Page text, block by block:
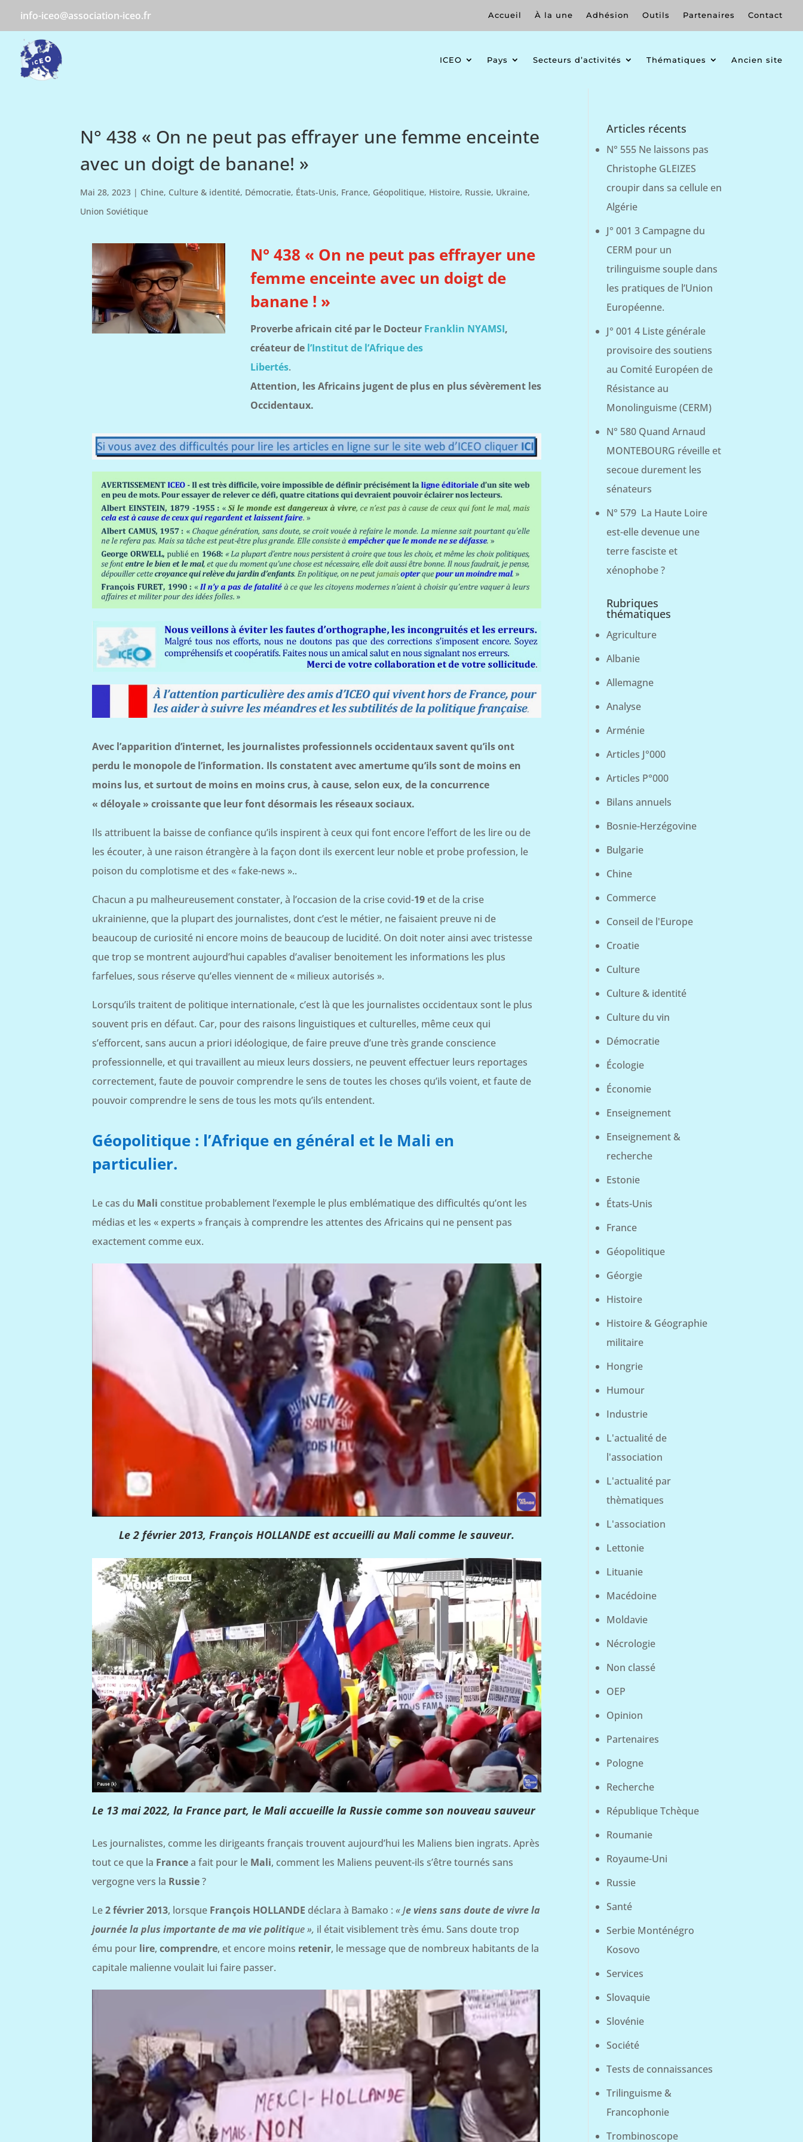
info-iceo@association-iceo.fr Accueil À la une Adhésion Outils Partenaires Contact
ICEO Pays Secteurs d’activités Thématiques Ancien site
N° 438 « On ne peut pas effrayer une femme enceinte
avec un doigt de banane! »
Mai 28, 2023 | Chine, Culture & identité, Démocratie, États-Unis, France, Géopolitique, Histoire, Russie, Ukraine,
Union Soviétique
N° 438 « On ne peut pas effrayer une
femme enceinte avec un doigt de
banane ! »
Proverbe africain cité par le Docteur Franklin NYAMSI,
créateur de l’Institut de l’Afrique des
Libertés.
Attention, les Africains jugent de plus en plus sévèrement les
Occidentaux.
Avec l’apparition d’internet, les journalistes professionnels occidentaux savent qu’ils ont
perdu le monopole de l’information. Ils constatent avec amertume qu’ils sont de moins en
moins lus, et surtout de moins en moins crus, à cause, selon eux, de la concurrence
« déloyale » croissante que leur font désormais les réseaux sociaux.
Ils attribuent la baisse de confiance qu’ils inspirent à ceux qui font encore l’effort de les lire ou de
les écouter, à une raison étrangère à la façon dont ils exercent leur noble et probe profession, le
poison du complotisme et des « fake-news »..
Chacun a pu malheureusement constater, à l’occasion de la crise covid-19 et de la crise
ukrainienne, que la plupart des journalistes, dont c’est le métier, ne faisaient preuve ni de
beaucoup de curiosité ni encore moins de beaucoup de lucidité. On doit noter ainsi avec tristesse
que trop se montrent aujourd’hui capables d’avaliser benoitement les informations les plus
farfelues, sous réserve qu’elles viennent de « milieux autorisés ».
Lorsqu’ils traitent de politique internationale, c’est là que les journalistes occidentaux sont le plus
souvent pris en défaut. Car, pour des raisons linguistiques et culturelles, même ceux qui
s’efforcent, sans aucun a priori idéologique, de faire preuve d’une très grande conscience
professionnelle, et qui travaillent au mieux leurs dossiers, ne peuvent effectuer leurs reportages
correctement, faute de pouvoir comprendre le sens de toutes les choses qu’ils voient, et faute de
pouvoir comprendre le sens de tous les mots qu’ils entendent.
Géopolitique : l’Afrique en général et le Mali en
particulier.
Le cas du Mali constitue probablement l’exemple le plus emblématique des difficultés qu’ont les
médias et les « experts » français à comprendre les attentes des Africains qui ne pensent pas
exactement comme eux.
Le 2 février 2013, François HOLLANDE est accueilli au Mali comme le sauveur.
Le 13 mai 2022, la France part, le Mali accueille la Russie comme son nouveau sauveur
Les journalistes, comme les dirigeants français trouvent aujourd’hui les Maliens bien ingrats. Après
tout ce que la Francea fait pour le Mali, comment les Maliens peuvent-ils s’être tournés sans
vergogne vers la Russie?
Le2 février 2013, lorsque François HOLLANDE déclara à Bamako :« Je viens sans doute de vivre la
journée la plus importante de ma vie politique », il était visiblement très ému. Sans doute trop
ému pour lire,comprendre, et encore moins retenir, le message que de nombreux habitants de la
capitale malienne voulait lui faire passer.
Articles récents
N° 555 Ne laissons pas
Christophe GLEIZES
croupir dans sa cellule en
Algérie
J° 001 3 Campagne du
CERM pour un
trilinguisme souple dans
les pratiques de l’Union
Européenne.
J° 001 4 Liste générale
provisoire des soutiens
au Comité Européen de
Résistance au
Monolinguisme (CERM)
N° 580 Quand Arnaud
MONTEBOURG réveille et
secoue durement les
sénateurs
N° 579 La Haute Loire
est-elle devenue une
terre fasciste et
xénophobe ?
Rubriques
thématiques
Agriculture
Albanie
Allemagne
Analyse
Arménie
Articles J°000
Articles P°000
Bilans annuels
Bosnie-Herzégovine
Bulgarie
Chine
Commerce
Conseil de l'Europe
Croatie
Culture
Culture & identité
Culture du vin
Démocratie
Écologie
Économie
Enseignement
Enseignement &
recherche
Estonie
États-Unis
France
Géopolitique
Géorgie
Histoire
Histoire & Géographie
militaire
Hongrie
Humour
Industrie
L'actualité de
l'association
L'actualité par
thèmatiques
L'association
Lettonie
Lituanie
Macédoine
Moldavie
Nécrologie
Non classé
OEP
Opinion
Partenaires
Pologne
Recherche
République Tchèque
Roumanie
Royaume-Uni
Russie
Santé
Serbie Monténégro
Kosovo
Services
Slovaquie
Slovénie
Société
Tests de connaissances
Trilinguisme &
Francophonie
Trombinoscope